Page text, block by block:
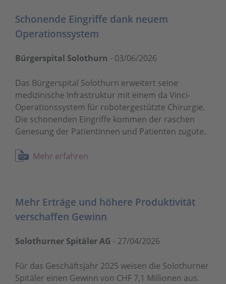
Schonende Eingriffe dank neuem
Operationssystem
Bürgerspital Solothurn - 03/06/2026
Das Bürgerspital Solothurn erweitert seine
medizinische Infrastruktur mit einem da Vinci-
Operationssystem für robotergestützte Chirurgie.
Die schonenden Eingriffe kommen der raschen
Genesung der Patientinnen und Patienten zugute.
Mehr erfahren
Mehr Erträge und höhere Produktivität
verschaffen Gewinn
Solothurner Spitäler AG - 27/04/2026
Für das Geschäftsjahr 2025 weisen die Solothurner
Spitäler einen Gewinn von CHF 7,1 Millionen aus.